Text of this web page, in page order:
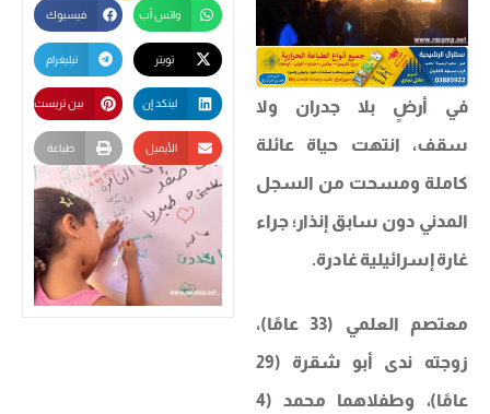
في أرضٍ بلا جدران ولا
سقف، انتهت حياة عائلة
كاملة ومسحت من السجل
المدني دون سابق إنذار؛ جراء
غارة إسرائيلية غادرة.
معتصم العلمي (33 عامًا)،
زوجته ندى أبو شقرة (29
عامًا)، وطفلاهما محمد (4
واتس أب فيسبوك
تيليغرام
لينكد إن بين تريست
الأيميل طباعة